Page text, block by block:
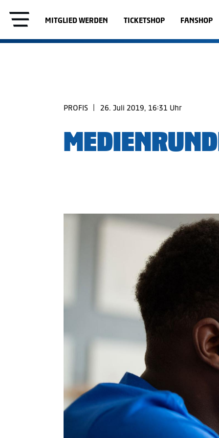
MITGLIED WERDEN TICKETSHOP FANSHOP
PROFIS 26. Juli 2019, 16:31 Uhr